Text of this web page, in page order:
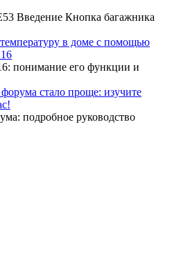
Введение Кнопка багажника
в доме с помощью
понимание его функции и
стало проще: изучите
подробное руководство